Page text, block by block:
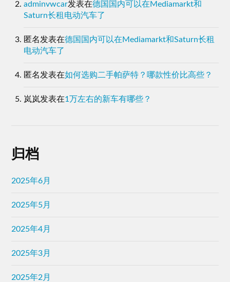
adminvwcar发表在德国国内可以在Mediamarkt和
Saturn长租电动汽车了
匿名发表在德国国内可以在Mediamarkt和Saturn长租
电动汽车了
匿名发表在如何选购二手帕萨特？哪款性价比高些？
岚岚发表在1万左右的新车有哪些？
归档
2025年6月
2025年5月
2025年4月
2025年3月
2025年2月